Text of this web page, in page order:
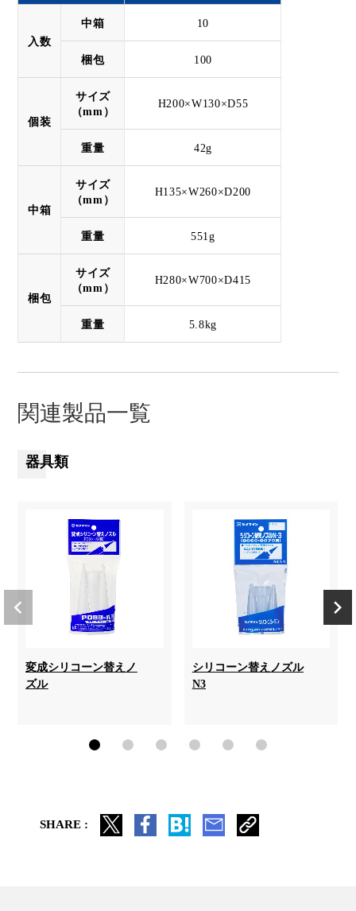
入数
中箱 10
梱包 100
個装
サイズ
（mm）
H200×W130×D55
重量 42g
中箱
サイズ
（mm）
H135×W260×D200
重量 551g
梱包
サイズ
（mm）
H280×W700×D415
重量 5.8kg
関連製品一覧
器具類
変成シリコーン替えノ
ズル
シリコーン替えノズル
N3
SHARE :